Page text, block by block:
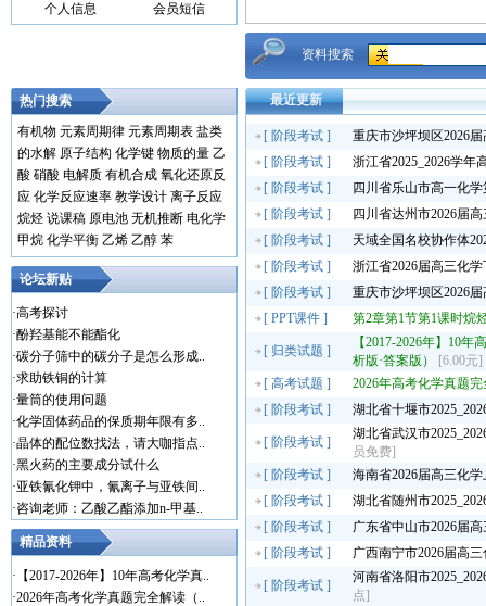
个人信息 会员短信
资料搜索
热门搜索
有机物 元素周期律 元素周期表 盐类
的水解 原子结构 化学键 物质的量 乙
酸 硝酸 电解质 有机合成 氧化还原反
应 化学反应速率 教学设计 离子反应
烷烃 说课稿 原电池 无机推断 电化学
甲烷 化学平衡 乙烯 乙醇 苯
论坛新贴
·高考探讨
·酚羟基能不能酯化
·碳分子筛中的碳分子是怎么形成..
·求助铁铜的计算
·量筒的使用问题
·化学固体药品的保质期年限有多..
·晶体的配位数找法，请大咖指点..
·黑火药的主要成分试什么
·亚铁氰化钾中，氰离子与亚铁间..
·咨询老师：乙酸乙酯添加n-甲基..
精品资料
· 【2017-2026年】10年高考化学真..
·2026年高考化学真题完全解读（..
最近更新
[ 阶段考试 ]
重庆市沙坪坝区2026
[ 阶段考试 ]
浙江省2025_2026学
[ 阶段考试 ]
四川省乐山市高一化
[ 阶段考试 ]
四川省达州市2026届
[ 阶段考试 ]
天域全国名校协作体
[ 阶段考试 ]
浙江省2026届高三化
[ 阶段考试 ]
重庆市沙坪坝区2026
[ PPT课件 ] 第2章第1节第1课时烷
[ 归类试题 ]
【2017-2026年】10
析版·答案版）
[6.00元]
[ 高考试题 ]
2026年高考化学真题
[ 阶段考试 ] 湖北省十堰市
[ 阶段考试 ]
湖北省武汉市
员免费]
[ 阶段考试 ]
海南省2026届高三化
[ 阶段考试 ]
湖北省随州市
[ 阶段考试 ]
广东省中山市2026届
[ 阶段考试 ] 广西南宁市2026届高
[ 阶段考试 ]
河南省洛阳市
点]